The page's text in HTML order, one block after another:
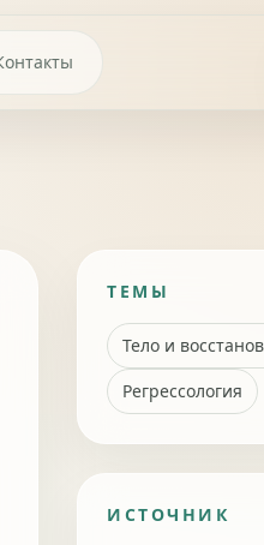
ТЕМЫ
Тело и
Регрессология
ИСТОЧНИК